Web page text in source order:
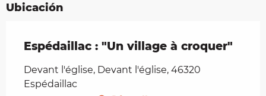
Ubicación
Espédaillac : "Un village à croquer"
Devant l'église, Devant l'église, 46320
Espédaillac